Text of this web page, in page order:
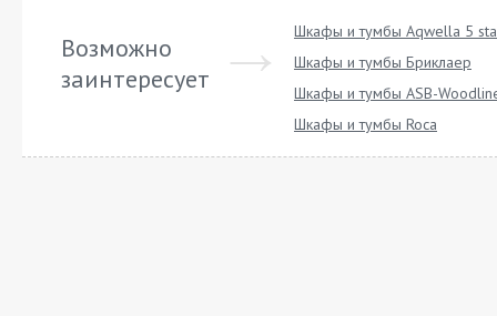
Возможно
заинтересует
Шкафы и тумбы Aqwella 5
Шкафы и тумбы Бриклаер
Шкафы и тумбы ASB-
Шкафы и тумбы Roca